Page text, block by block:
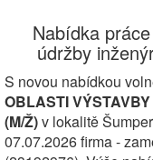
Nabídka
údržby
S novou nabídkou
OBLASTI
(M/Ž)v lokalitě
07.07.2026 firma -